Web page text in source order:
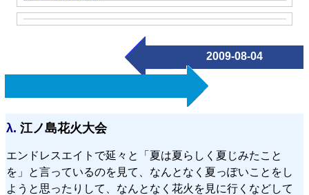
2009-08-04
λ. 江ノ島花火大会
エンドレスエイトで延々と「夏は夏らしく夏じみたこと
を」と言っているのを見て、なんとなく夏っぽいことをし
ようと思ったりして、なんとなく花火を見に行くなどして